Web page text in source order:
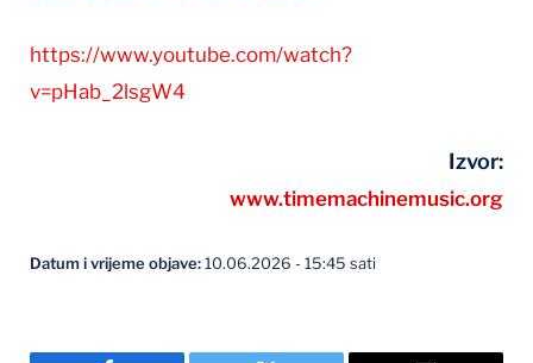
https://www.youtube.com/watch?
v=pHab_2lsgW4
Izvor:
www.timemachinemusic.org
Datum i vrijeme objave:10.06.2026 - 15:45 sati